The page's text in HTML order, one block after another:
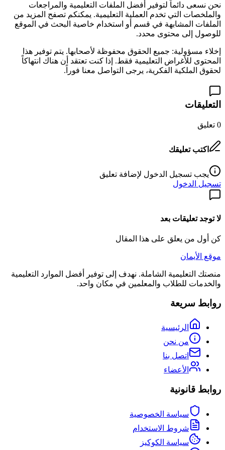
نحن نسعى دائماً لتوفير أفضل الملفات التعليمية والمراجعات
والملخصات التي تخدم العملية التعليمية. يمكنكم تصفح المزيد من
الملفات المشابهة في قسم
أو استخدام خاصية البحث في الموقع
للوصول إلى محتوى محدد.
إخلاء مسؤولية: جميع الحقوق محفوظة لأصحابها. يتم توفير هذا
المحتوى للأغراض التعليمية فقط. إذا كنت تعتقد أن هناك انتهاكاً
لحقوق الملكية الفكرية، يرجى التواصل معنا فوراً.
التعليقات
0 تعليق
اكتب تعليقك
يجب تسجيل الدخول لإضافة تعليق
تسجيل الدخول
لا توجد تعليقات بعد
كن أول من يعلق على هذا المقال
موقع الأيمان
منصتك التعليمية الشاملة. نهدف إلى توفير أفضل الموارد التعليمية
والخدمات للطلاب والمعلمين في مكان واحد.
روابط سريعة
الرئيسية
من نحن
اتصل بنا
الأعضاء
روابط قانونية
سياسة الخصوصية
شروط الاستخدام
سياسة الكوكيز